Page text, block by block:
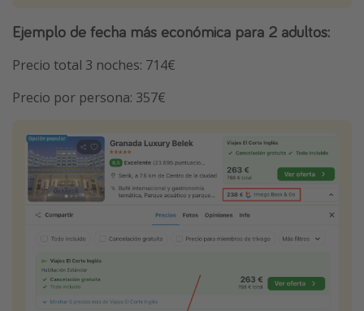
Ejemplo de fecha más económica para 2 adultos:
Precio total 3 noches: 714€
Precio por persona: 357€